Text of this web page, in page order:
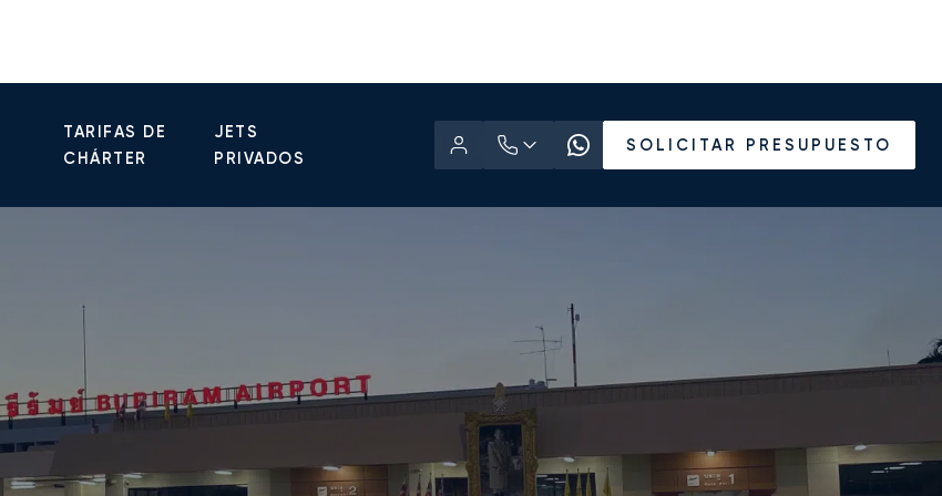
TARIFAS DE
CHÁRTER
JETS
PRIVADOS
SOLICITAR PRESUPUESTO